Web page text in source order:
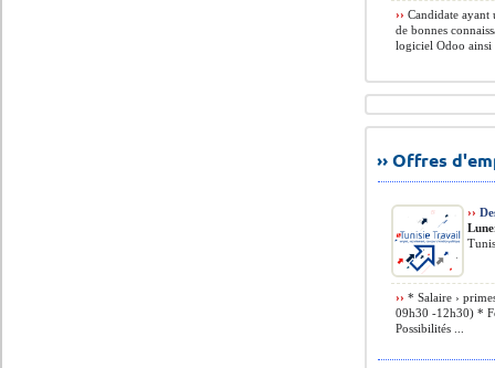
›› Candidate ayant
de bonnes
logiciel Odoo ainsi
›› Offres
››
›› * Salaire ›
09h30 -12h30) *
Possibilités ...